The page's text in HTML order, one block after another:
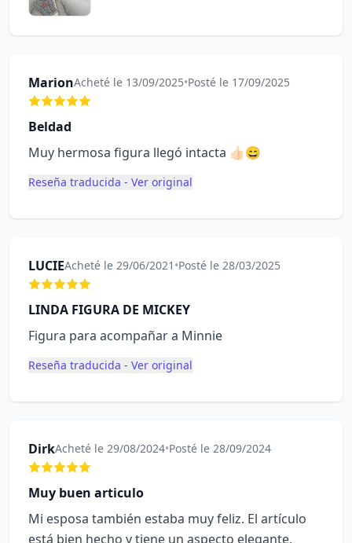
MarionAcheté le 13/09/2025•Posté le 17/09/2025
Beldad
Muy hermosa figura llegó intacta 👍🏻😄
Reseña traducida - Ver original
LUCIEAcheté le 29/06/2021 •Posté le 28/03/2025
LINDA FIGURA DE MICKEY
Figura para acompañar a Minnie
Reseña traducida - Ver original
DirkAcheté le 29/08/2024•Posté le 28/09/2024
Muy buen articulo
Mi esposa también estaba muy feliz. El artículo
está bien hecho y tiene un aspecto elegante.